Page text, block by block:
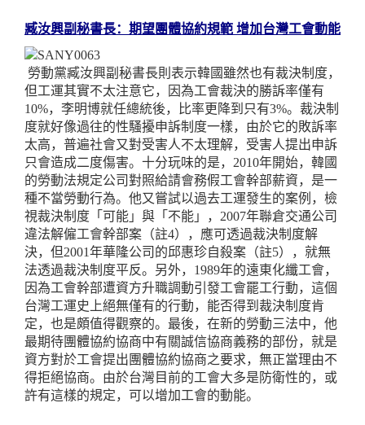
臧汝興副秘書長：期望團體協約規範 增加台灣工會動能
勞動黨臧汝興副秘書長則表示韓國雖然也有裁決制度，
但工運其實不太注意它，因為工會裁決的勝訴率僅有
10%，李明博就任總統後，比率更降到只有3%。裁決制
度就好像過往的性騷擾申訴制度一樣，由於它的敗訴率
太高，普遍社會又對受害人不太理解，受害人提出申訴
只會造成二度傷害。十分玩味的是， 2010年開始，韓國
的勞動法規定公司對照給請會務假工會幹部薪資，是一
種不當勞動行為。他又嘗試以過去工運發生的案例，檢
視裁決制度「可能」與「不能」， 2007年聯倉交通公司
違法解僱工會幹部案（註4），應可透過裁決制度解
決，但2001年華隆公司的邱惠珍自殺案（註5），就無
法透過裁決制度平反。另外， 1989年的遠東化纖工會，
因為工會幹部遭資方升職調動引發工會罷工行動，這個
台灣工運史上絕無僅有的行動，能否得到裁決制度肯
定，也是頗值得觀察的。最後，在新的勞動三法中，他
最期待團體協約協商中有關誠信協商義務的部份，就是
資方對於工會提出團體協約協商之要求，無正當理由不
得拒絕協商。由於台灣目前的工會大多是防衛性的，或
許有這樣的規定，可以增加工會的動能。